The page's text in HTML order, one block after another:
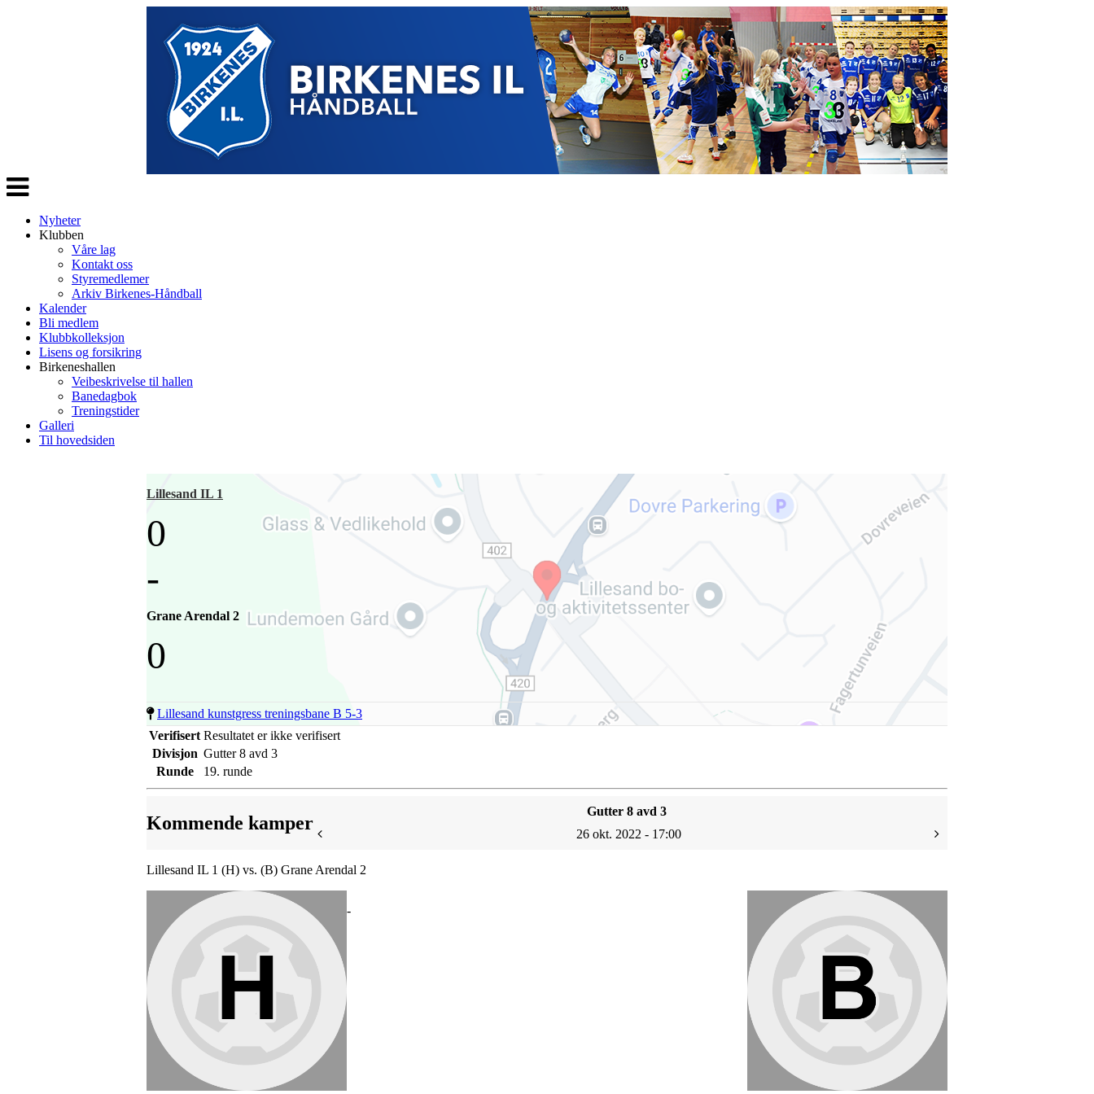
Veksle
navigasjon
Nyheter
Klubben
Våre lag
Kontakt oss
Styremedlemer
Arkiv Birkenes-Håndball
Kalender
Bli medlem
Klubbkolleksjon
Lisens og forsikring
Birkeneshallen
Veibeskrivelse til hallen
Banedagbok
Treningstider
Galleri
Til hovedsiden
Lillesand IL 1
0
-
Grane Arendal 2
0
Lillesand kunstgress treningsbane B 5-3
Verifisert Resultatet er ikke verifisert
Divisjon Gutter 8 avd 3
Runde
19. runde
Kommende kamper
Gutter 8 avd 3
26 okt. 2022 - 17:00
Lillesand IL 1 (H) vs. (B) Grane Arendal 2
-